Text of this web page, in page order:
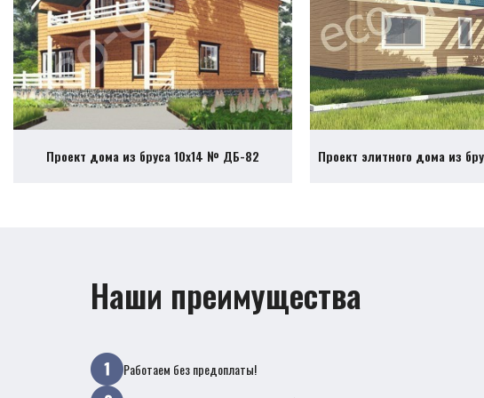
Проект дома из бруса 10х14 № ДБ-82 Проект элитного дома из
Наши преимущества
Работаем без предоплаты!